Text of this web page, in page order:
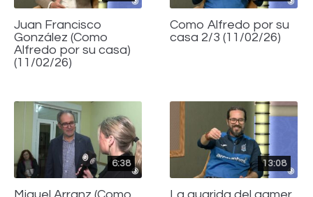
Juan Francisco
González (Como
Alfredo por su casa)
(11/02/26)
Como Alfredo por su
casa 2/3 (11/02/26)
6:38
Miguel Arranz (Como
13:08
La guarida del gamer